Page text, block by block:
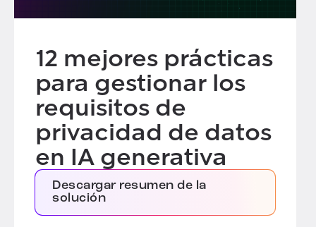
12 mejores prácticas
para gestionar los
requisitos de
privacidad de datos
en IA generativa
Descargar resumen de la
solución